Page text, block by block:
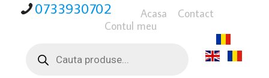
0733930702 Acasa
Contact
Contul meu
search